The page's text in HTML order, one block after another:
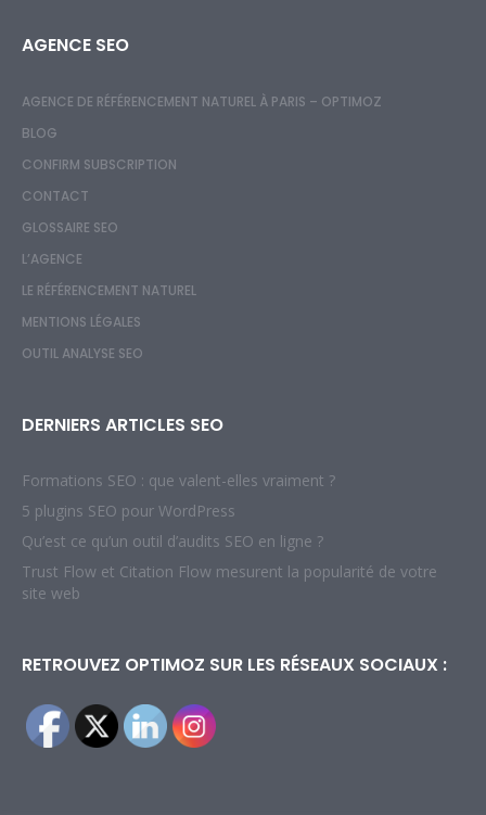
AGENCE SEO
AGENCE DE RÉFÉRENCEMENT NATUREL À PARIS – OPTIMOZ
BLOG
CONFIRM SUBSCRIPTION
CONTACT
GLOSSAIRE SEO
L’AGENCE
LE RÉFÉRENCEMENT NATUREL
MENTIONS LÉGALES
OUTIL ANALYSE SEO
DERNIERS ARTICLES SEO
Formations SEO : que valent-elles vraiment ?
5 plugins SEO pour WordPress
Qu’est ce qu’un outil d’audits SEO en ligne ?
Trust Flow et Citation Flow mesurent la popularité de votre
site web
RETROUVEZ OPTIMOZ SUR LES RÉSEAUX SOCIAUX :